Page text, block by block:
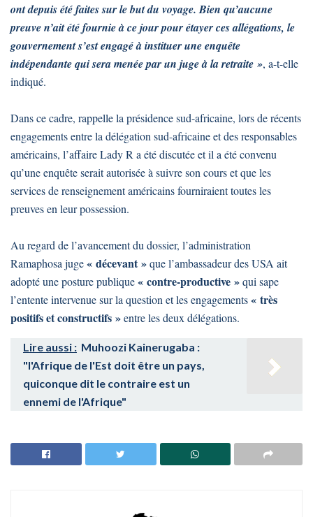
ont depuis été faites sur le but du voyage. Bien qu’aucune
preuve n’ait été fournie à ce jour pour étayer ces allégations, le
gouvernement s’est engagé à instituer une enquête
indépendante qui sera menée par un juge à la retraite », a-t-elle
indiqué.
Dans ce cadre, rappelle la présidence sud-africaine, lors de récents
engagements entre la délégation sud-africaine et des responsables
américains, l’affaire Lady R a été discutée et il a été convenu
qu’une enquête serait autorisée à suivre son cours et que les
services de renseignement américains fourniraient toutes les
preuves en leur possession.
Au regard de l’avancement du dossier, l’administration
Ramaphosa juge« décevant »que l’ambassadeur des USA ait
adopté une posture publique« contre-productive »qui sape
l’entente intervenue sur la question et les engagements« très
positifs et constructifs »entre les deux délégations.
Lire aussi : Muhoozi Kainerugaba :
"l'Afrique de l'Est doit être un pays,
quiconque dit le contraire est un
ennemi de l'Afrique"